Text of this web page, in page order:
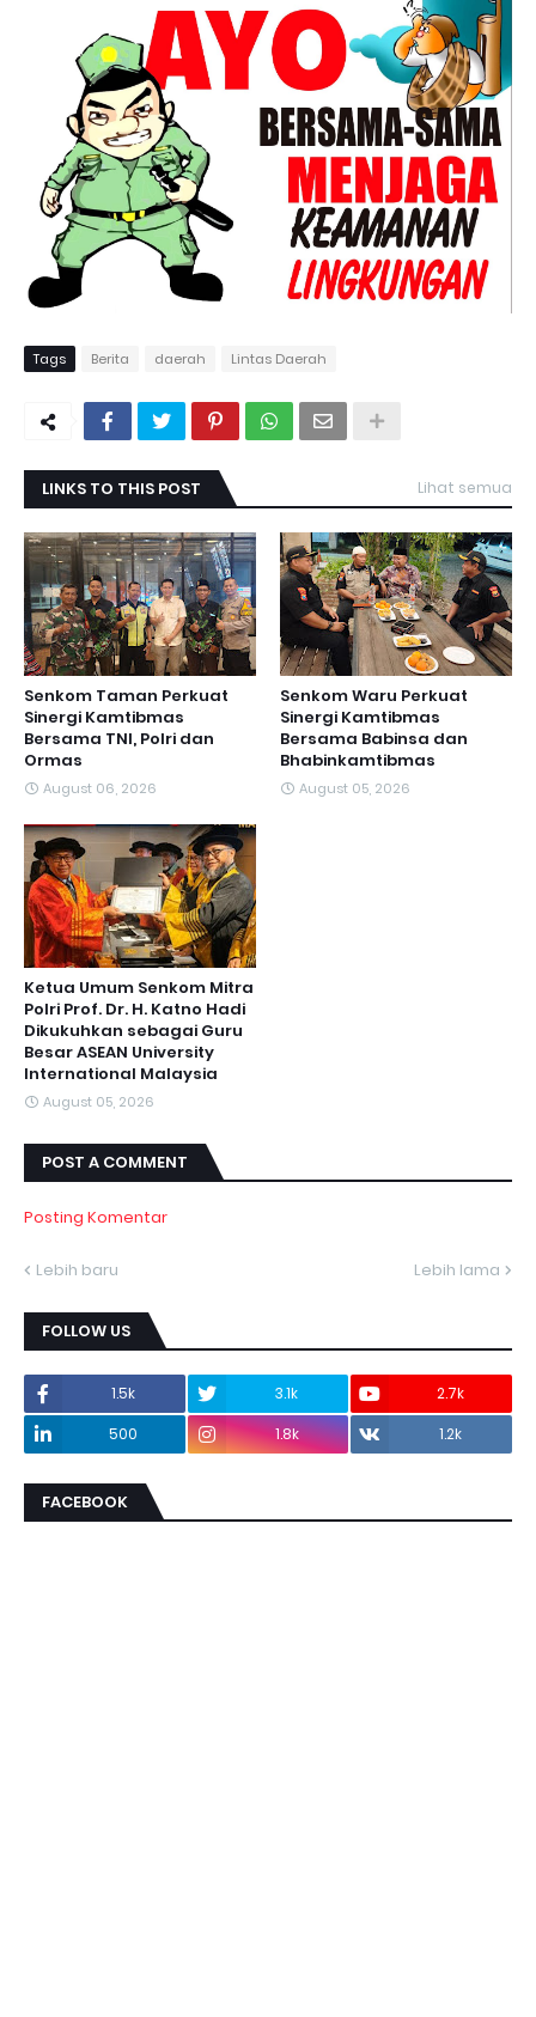
Tags Berita daerah Lintas Daerah
LINKS TO THIS POST Lihat semua
Senkom Taman Perkuat
Sinergi Kamtibmas
Bersama TNI, Polri dan
Ormas
August 06, 2026
Senkom Waru Perkuat
Sinergi Kamtibmas
Bersama Babinsa dan
Bhabinkamtibmas
August 05, 2026
Ketua Umum Senkom Mitra
Polri Prof. Dr. H. Katno Hadi
Dikukuhkan sebagai Guru
Besar ASEAN University
International Malaysia
August 05, 2026
POST A COMMENT
Posting Komentar
Lebih baru Lebih lama
FOLLOW US
1.5k 3.1k
2.7k
500
1.8k 1.2k
FACEBOOK